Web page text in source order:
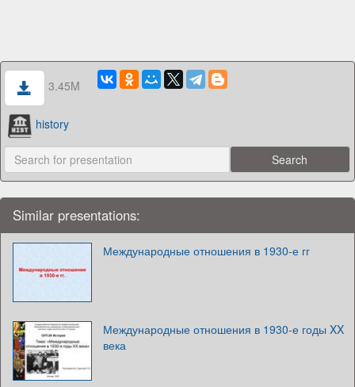
3.45M
history
Similar presentations:
Международные отношения в 1930-е гг
Международные отношения в 1930-е годы XX
века